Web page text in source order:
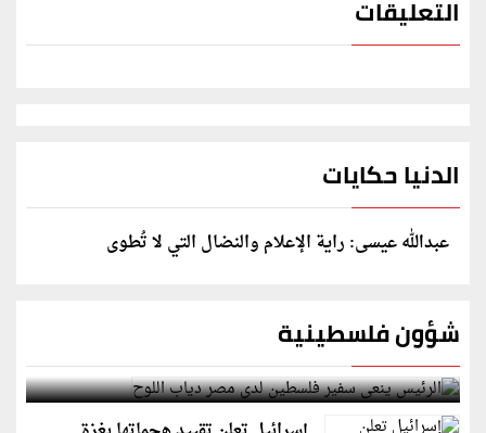
التعليقات
الدنيا حكايات
عبدالله عيسى: راية الإعلام والنضال التي لا تُطوى
شؤون فلسطينية
الرئيس ينعى سفير فلسطين لدى مصر دياب اللوح